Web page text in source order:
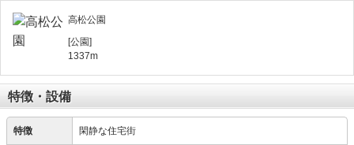
高松公園
[公園]
1337m
特徴・設備
特徴 閑静な住宅街